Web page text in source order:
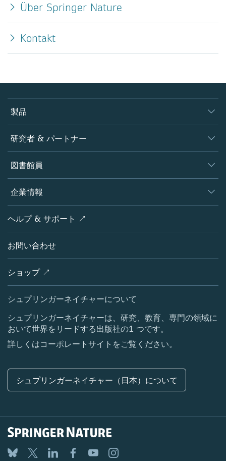
Über Springer Nature
Kontakt
製品
ジャーナル
書籍
プラットフォーム
研究者 & パートナー
著者
編集者
オープンサイエンス
ポリシー
図書館員
概要
製品
ライセンス情報
ブログ
お問い合わせ
企業情報
会社概要
シュプリンガーネイチャーについて
採用情報
メディアセンター
所在地 & お問い合わせ
コーポレートサイト（グローバル）
ヘルプ & サポート ↗
お問い合わせ
ショップ ↗
シュプリンガーネイチャーについて
シュプリンガーネイチャーは、研究、教育、専門の領域に
おいて世界をリードする出版社の1 つです。
詳しくはコーポレートサイトをご覧ください。
シュプリンガーネイチャー（日本）について